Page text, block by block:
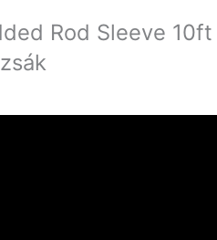
Rod Sleeve 10ft